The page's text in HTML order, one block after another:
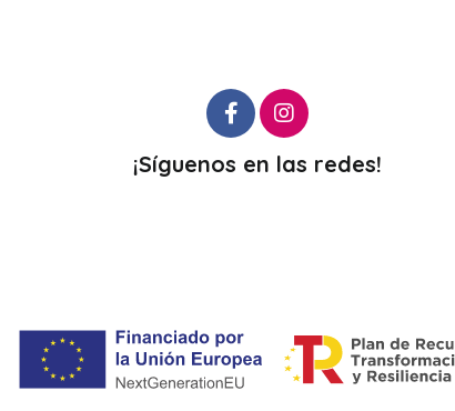
¡Síguenos en las redes!